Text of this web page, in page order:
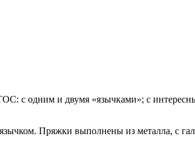
с одним и двумя «язычками»; с
Пряжки выполнены из металла, с